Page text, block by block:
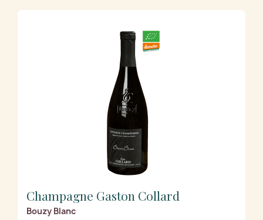
Champagne Gaston Collard
Bouzy Blanc